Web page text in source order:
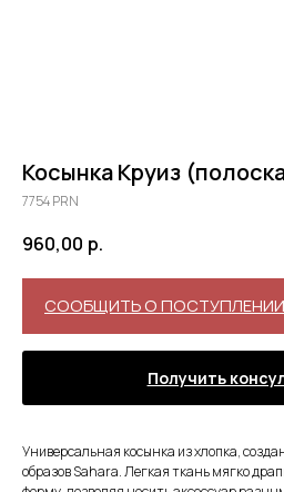
Косынка Круиз
7754 PRN
960,00 р.
СООБЩИТЬ О ПОСТУПЛЕНИИ
Получить
Универсальная косынка из хлопка,
образов Sahara. Легкая ткань мягко